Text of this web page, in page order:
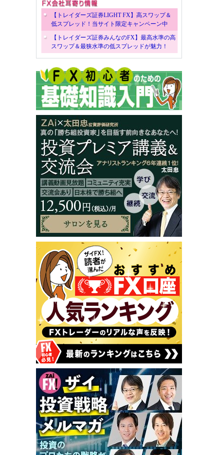
【トレイダーズ証券LIGHT FX】高スワップ＆
低スプレッド！当サイト限定キャンペーン中
【トレイダーズ証券みんなのFX】最高水準の高
スワップ＆最狭水準の低スプレッドが魅力！